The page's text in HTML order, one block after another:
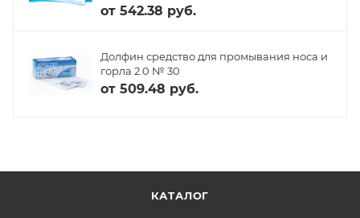
от 542.38 руб.
Долфин средство для промывания носа и
горла 2.0 № 30
от 509.48 руб.
КАТАЛОГ